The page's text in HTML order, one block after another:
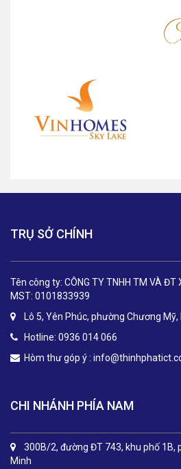
TRỤ SỞ CHÍNH
Tên công ty: CÔNG TY TNHH TM VÀ ĐT
MST: 0101833939
Lô 5, Yên Phúc, phường Chương Mỹ,
Hotline: 0936 014 066
Hòm thư góp ý :
CHI NHÁNH PHÍA NAM
300B/2, đường ĐT 743, khu phố 1B,
Minh